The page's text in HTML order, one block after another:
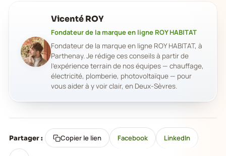
Vicenté ROY
Fondateur de la marque en ligne ROY HABITAT
Fondateur de la marque en ligne ROY HABITAT, à
Parthenay. Je rédige ces conseils à partir de
l'expérience terrain de nos équipes — chauffage,
électricité, plomberie, photovoltaïque — pour
vous aider à y voir clair, en Deux-Sèvres.
Partager : Copier le lien Facebook LinkedIn